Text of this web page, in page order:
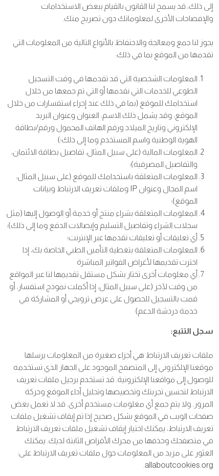
إلى ذلك، قد يسمح لنا القانون بالقيام ببعض الاستخدامات
والإفصاحات الأخرى لمعلوماتك دون تصريح منك.
يجوز لنا جمع ومعالجة والاحتفاظ بالأنواع التالية من المعلومات التي
تقدمها من الموقع بما في ذلك:
المعلومات الشخصية التي قد تقدمها في وقت التسجيل
الطوعي للخدمات التي نقدمها أو التي تم جمعها من خلال
استخدامك للموقع (بما في ذلك عند إجراء استفسارات من خلال
الموقع، وقد يشمل ذلك الاسم، العنوان وعنوان البريد
الإلكتروني وتاريخ الميلاد ورقم الهاتف المحمول ورقم/بطاقة
الهوية الوطنية واسم المستخدم وما إلى ذلك؛)
المعلومات المالية (على سبيل المثال، تفاصيل بطاقة الائتمان،
والتفاصيل المصرفية)؛
المعلومات المتعلقة باستخدامك للموقع (على سبيل المثال،
اسم المجال وعنوان IP وملفات تعريف الارتباط وبيانات
الموقع)؛
المعلومات المتعلقة بشراء منتج أو خدمة أو الوصول إليها (مثل
سجلات الشراء وتفاصيل التسليم وإيصالات الدفع وما إلى ذلك)؛
أي تعليقات أو تعليقات تقدمها عبر الإنترنت؛
المعلومات المتعلقة بتغطية التأمين الطبي الخاصة بك، إذا
اخترت تقديمها لأغراض الفواتير المباشرة
أي معلومات أخرى تختار بشكل مستقل تقديمها لنا عبر المواقع
من وقت لآخر (على سبيل المثال، إذا أكملت نموذج استفسار، أو
قمت بالتسجيل للحصول على عرض ترويجي أو المشاركة في
خدمة دردشة الدعم)
سجل التتبع:
ملفات تعريف الارتباط هي أجزاء صغيرة من المعلومات يرسلها
موقعنا الإلكتروني إلى المتصفح الموجود على الجهاز الذي تستخدمه
للوصول إلى مواقعنا الإلكترونية. قد تستخدم برجيل ملفات تعريف
الارتباط لتحسين تجربتك وتخصيصها وتحليل أداء الموقع وحركة
المرور. ولا يتم جمع أي معلومات مستخدم أخرى. قد لا تعمل بعض
صفحات الويب في الموقع بشكل صحيح إذا تم إيقاف تشغيل ملفات
تعريف الارتباط، يمكنك اختيار إيقاف تشغيل ملفات تعريف الارتباط
في متصفحك وحذفها من محرك الأقراص الثابتة لديك. يمكنك
العثور على مزيد من المعلومات حول ملفات تعريف الارتباط على:
allaboutcookies.org.